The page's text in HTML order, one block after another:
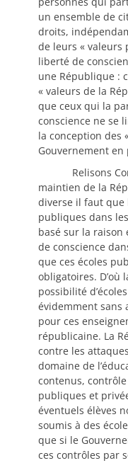
un ensemble de
droits,
de leurs « valeurs
liberté de
une République :
« valeurs de la
que ceux qui la
conscience ne se
la conception des
Gouvernement en
Relisons
maintien de la
diverse il faut que
publiques dans
basé sur la raison
de conscience
que ces écoles
obligatoires. D’où
possibilité
évidemment sans
pour ces
républicaine. La
contre les
domaine de
contenus,
publiques et
éventuels élèves
soumis à des
que si le
ces contrôles par